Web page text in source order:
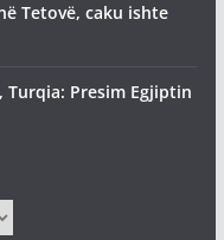
Tetovë, caku ishte
Turqia: Presim Egjiptin